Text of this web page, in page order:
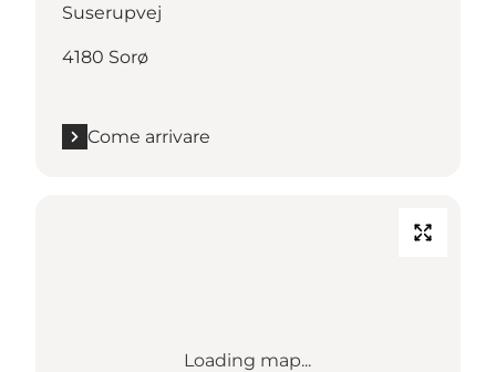
Suserupvej
4180 Sorø
Come arrivare
Loading map...